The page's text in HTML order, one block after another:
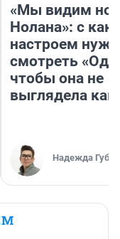
«Мы видим
Нолана»: с
настроем
смотреть
чтобы она не
выглядела как
Надежда